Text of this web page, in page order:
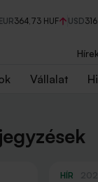
EUR364,73 HUF USD
Hírek
Vállalat
HÍR